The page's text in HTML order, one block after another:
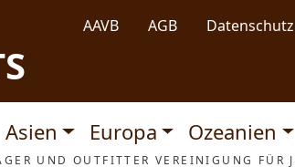
AAVB AGB
Asien Europa Ozeanien
UND OUTFITTER VEREINIGUNG FÜR